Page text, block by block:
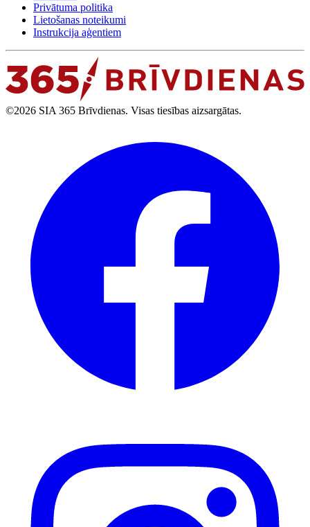
Privātuma politika
Lietošanas noteikumi
Instrukcija aģentiem
©2026 SIA 365 Brīvdienas. Visas tiesības aizsargātas.